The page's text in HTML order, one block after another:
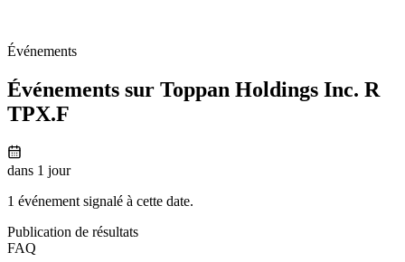
Événements
Événements sur Toppan Holdings Inc. R
TPX.F
dans 1 jour
1 événement signalé à cette date.
Publication de résultats
FAQ